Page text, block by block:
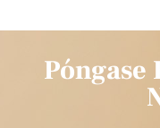
Póngase